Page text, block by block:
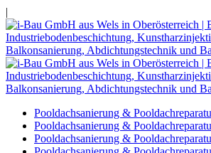
|
Pooldachsanierung &
Pooldachsanierung &
Pooldachsanierung &